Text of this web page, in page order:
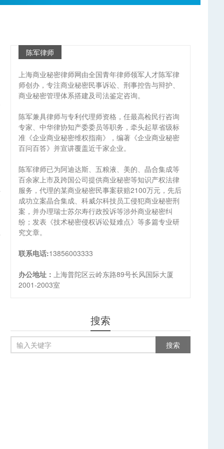
陈军律师
上海商业秘密律师网由全国青年律师领军人才陈军律
师创办，专注商业秘密民事诉讼、刑事控告与辩护、
商业秘密管理体系搭建及司法鉴定咨询。
陈军兼具律师与专利代理师资格，任最高检民行咨询
专家、中华律协知产委委员等职务，牵头起草省级标
准《企业商业秘密维权指南》，编著《企业商业秘密
百问百答》并宣讲覆盖近千家企业。
陈军律师已为阿迪达斯、五粮液、美的、晶合集成等
百余家上市及跨国公司提供商业秘密等知识产权法律
服务，代理的某商业秘密民事案获赔2100万元，先后
成功立案晶合集成、科威尔科技员工侵犯商业秘密刑
案，并办理瑞士苏尔寿行政投诉等涉外商业秘密纠
纷；发表《技术秘密侵权诉讼疑难点》等多篇专业研
究文章。
联系电话:13856003333
办公地址： 上海普陀区云岭东路89号长风国际大厦
2001-2003室
搜索